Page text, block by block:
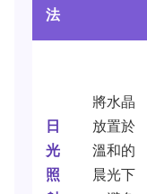
法
日
光
照
將水晶
放置於
溫和的
晨光下